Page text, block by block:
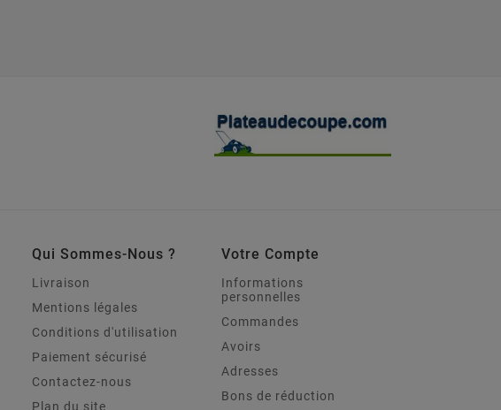
Qui Sommes-Nous ?
Livraison
Mentions légales
Conditions d'utilisation
Paiement sécurisé
Contactez-nous
Plan du site
Votre Compte
Informations
personnelles
Commandes
Avoirs
Adresses
Bons de réduction